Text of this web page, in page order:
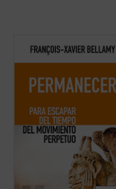
Bellamy nos presenta un elogio de la
permanencia exponiendo las
hasta aquí, el autor nos anima a
detenernos, a disfrutar ... (ver ficha)